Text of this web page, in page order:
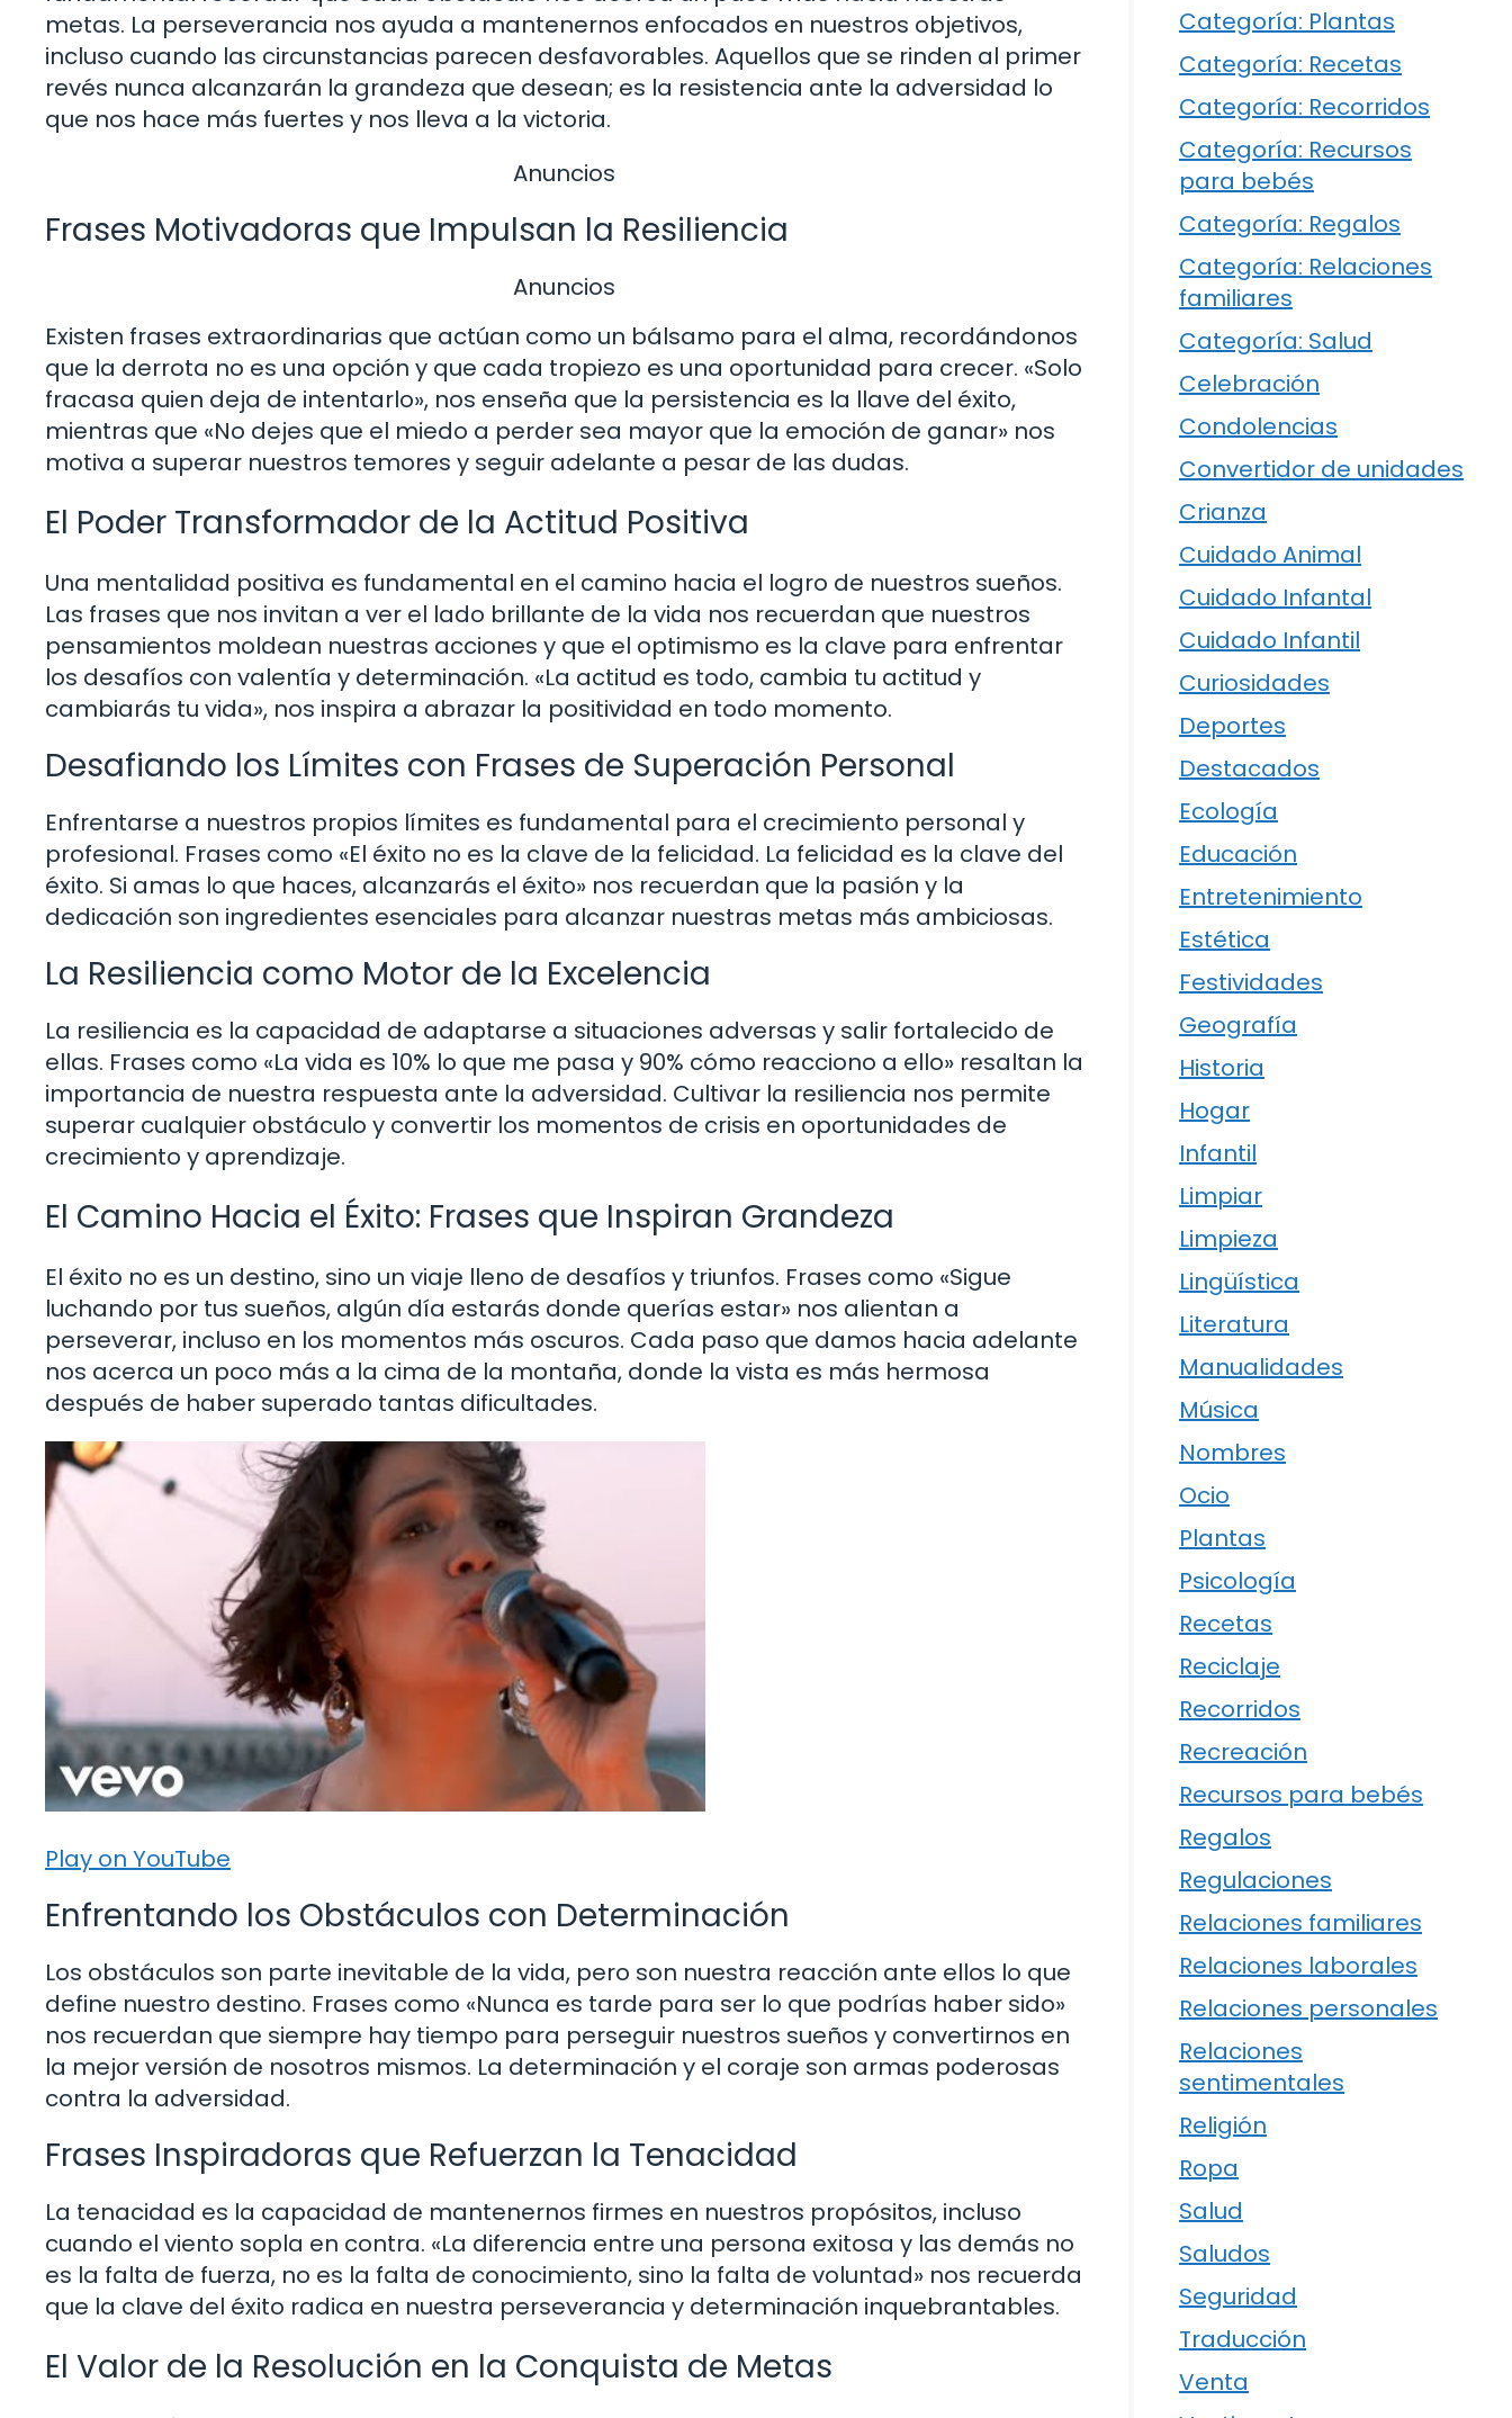
metas. La perseverancia nos ayuda a mantenernos enfocados en nuestros objetivos,
incluso cuando las circunstancias parecen desfavorables. Aquellos que se rinden al primer
revés nunca alcanzarán la grandeza que desean; es la resistencia ante la adversidad lo
que nos hace más fuertes y nos lleva a la victoria.
Anuncios
Frases Motivadoras que Impulsan la Resiliencia
Anuncios
Existen frases extraordinarias que actúan como un bálsamo para el alma, recordándonos
que la derrota no es una opción y que cada tropiezo es una oportunidad para crecer. «Solo
fracasa quien deja de intentarlo», nos enseña que la persistencia es la llave del éxito,
mientras que «No dejes que el miedo a perder sea mayor que la emoción de ganar» nos
motiva a superar nuestros temores y seguir adelante a pesar de las dudas.
El Poder Transformador de la Actitud Positiva
Una mentalidad positiva es fundamental en el camino hacia el logro de nuestros sueños.
Las frases que nos invitan a ver el lado brillante de la vida nos recuerdan que nuestros
pensamientos moldean nuestras acciones y que el optimismo es la clave para enfrentar
los desafíos con valentía y determinación. «La actitud es todo, cambia tu actitud y
cambiarás tu vida», nos inspira a abrazar la positividad en todo momento.
Desafiando los Límites con Frases de Superación Personal
Enfrentarse a nuestros propios límites es fundamental para el crecimiento personal y
profesional. Frases como «El éxito no es la clave de la felicidad. La felicidad es la clave del
éxito. Si amas lo que haces, alcanzarás el éxito» nos recuerdan que la pasión y la
dedicación son ingredientes esenciales para alcanzar nuestras metas más ambiciosas.
La Resiliencia como Motor de la Excelencia
La resiliencia es la capacidad de adaptarse a situaciones adversas y salir fortalecido de
ellas. Frases como «La vida es 10% lo que me pasa y 90% cómo reacciono a ello» resaltan la
importancia de nuestra respuesta ante la adversidad. Cultivar la resiliencia nos permite
superar cualquier obstáculo y convertir los momentos de crisis en oportunidades de
crecimiento y aprendizaje.
El Camino Hacia el Éxito: Frases que Inspiran Grandeza
El éxito no es un destino, sino un viaje lleno de desafíos y triunfos. Frases como «Sigue
luchando por tus sueños, algún día estarás donde querías estar» nos alientan a
perseverar, incluso en los momentos más oscuros. Cada paso que damos hacia adelante
nos acerca un poco más a la cima de la montaña, donde la vista es más hermosa
después de haber superado tantas dificultades.
Play on YouTube
Enfrentando los Obstáculos con Determinación
Los obstáculos son parte inevitable de la vida, pero son nuestra reacción ante ellos lo que
define nuestro destino. Frases como «Nunca es tarde para ser lo que podrías haber sido»
nos recuerdan que siempre hay tiempo para perseguir nuestros sueños y convertirnos en
la mejor versión de nosotros mismos. La determinación y el coraje son armas poderosas
contra la adversidad.
Frases Inspiradoras que Refuerzan la Tenacidad
La tenacidad es la capacidad de mantenernos firmes en nuestros propósitos, incluso
cuando el viento sopla en contra. «La diferencia entre una persona exitosa y las demás no
es la falta de fuerza, no es la falta de conocimiento, sino la falta de voluntad» nos recuerda
que la clave del éxito radica en nuestra perseverancia y determinación inquebrantables.
El Valor de la Resolución en la Conquista de Metas
Categoría: Plantas
Categoría: Recetas
Categoría: Recorridos
Categoría: Recursos
para bebés
Categoría: Regalos
Categoría: Relaciones
familiares
Categoría: Salud
Celebración
Condolencias
Convertidor de unidades
Crianza
Cuidado Animal
Cuidado Infantal
Cuidado Infantil
Curiosidades
Deportes
Destacados
Ecología
Educación
Entretenimiento
Estética
Festividades
Geografía
Historia
Hogar
Infantil
Limpiar
Limpieza
Lingüística
Literatura
Manualidades
Música
Nombres
Ocio
Plantas
Psicología
Recetas
Reciclaje
Recorridos
Recreación
Recursos para bebés
Regalos
Regulaciones
Relaciones familiares
Relaciones laborales
Relaciones personales
Relaciones
sentimentales
Religión
Ropa
Salud
Saludos
Seguridad
Traducción
Venta